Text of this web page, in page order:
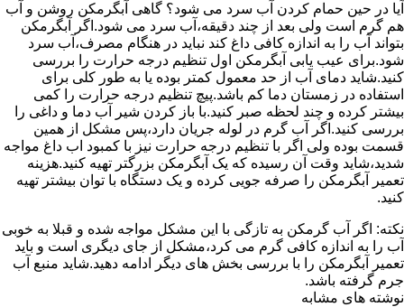
آیا در حین حمام کردن آب سرد می شود؟ گاهی آبگرمکن روشن و آب
هم گرم است ولی بعد از چند دقیقه،آب سرد می شود.اگر آبگرمکن
بتواند آب را به اندازه کافی داغ کند نباید در هنگام مصرف،آب سرد
شود.برای عیب یابی آبگرمکن اول تنظیم درجه حرارت را بررسی
کنید.شاید دمای آب از حد معمول کمتر بوده یا به طور کلی برای
استفاده در زمستان دما کم باشد.پیچ تنظیم درجه حرارت را کمی
بیشتر کرده و چند لحظه صبر کنید.با باز کردن شیر آب دما و داغی را
بررسی کنید.اگر آب گرم در لوله جریان دارد،پس مشکل از همین
قسمت بوده ولی اگر با تنظیم درجه حرارت نیز با کمبود اب داغ مواجه
شدید،شاید وقت آن رسیده که یک آبگرمکن بزرگتر تهیه کنید.هزینه
تعمیر آبگرمکن را صرفه جویی کرده و یک دستگاه با توان بیشتر تهیه
کنید.
نکته: اگر آب گرمکن به تازگی با این مشکل مواجه شده و قبلا به خوبی
آب را به اندازه کافی گرم می کرد،مشکل از جای دیگری است و باید
تعمیر آبگرمکن را با بررسی بخش های دیگر ادامه دهید.شاید منبع آب
جرم گرفته باشد.
نوشته های مشابه